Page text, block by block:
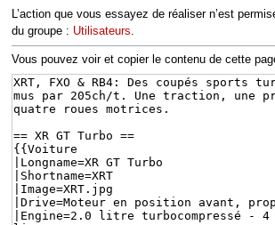
à
la
navigation
à
la
recherche
L’action que vous essayez de réaliser n’est
du groupe : Utilisateurs.
Vous pouvez voir et copier le contenu de cette